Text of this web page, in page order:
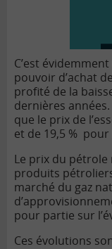
C’est
pouvoir d’achat
profité de la
dernières années.
que le prix de
et de 19,5 % pour
Le prix du pétrole
produits
marché du gaz
pour partie sur
Ces évolutions